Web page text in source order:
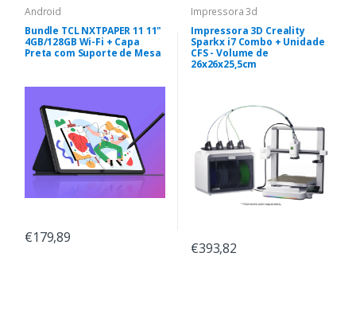
Android
Bundle TCL NXTPAPER 11 11"
4GB/128GB Wi-Fi + Capa
Preta com Suporte de Mesa
€179,89
Impressora 3d
Impressora 3D Creality
Sparkx i7 Combo + Unidade
CFS - Volume de
26x26x25,5cm
€393,82